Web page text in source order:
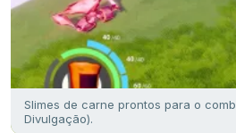
Slimes de carne prontos para o
Divulgação).